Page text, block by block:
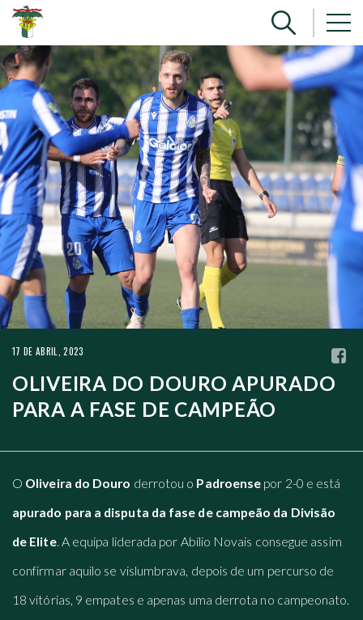
17 DE ABRIL, 2023
OLIVEIRA DO DOURO APURADO
PARA A FASE DE CAMPEÃO
O Oliveira do Douro derrotou o Padroense por 2-0 e está
apurado para a disputa da fase de campeão da Divisão
de Elite. A equipa liderada por Abílio Novais consegue assim
confirmar aquilo se vislumbrava, depois de um percurso de
18 vitórias, 9 empates e apenas uma derrota no campeonato.